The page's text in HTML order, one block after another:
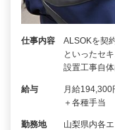
仕事内容
ALSOKを契
といったセ
設置工事自
給与
月給194,300
＋各種手当
勤務地
山梨県内各